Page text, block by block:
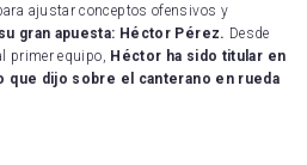
ajustar conceptos ofensivos y
su gran apuesta: Héctor Pérez. Desde
primer equipo, Héctor ha sido titular en
que dijo sobre el canterano en rueda